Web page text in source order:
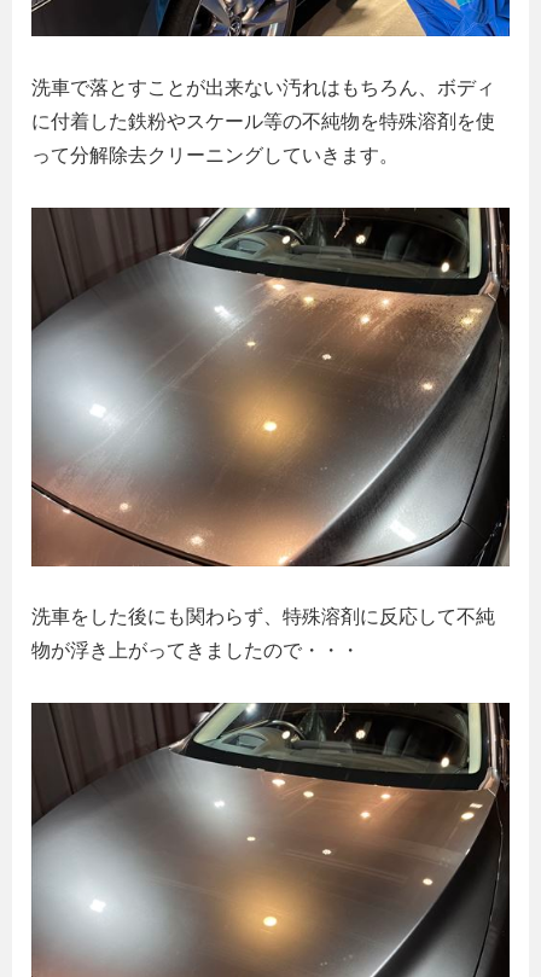
洗車で落とすことが出来ない汚れはもちろん、ボディ
に付着した鉄粉やスケール等の不純物を特殊溶剤を使
って分解除去クリーニングしていきます。
洗車をした後にも関わらず、特殊溶剤に反応して不純
物が浮き上がってきましたので・・・